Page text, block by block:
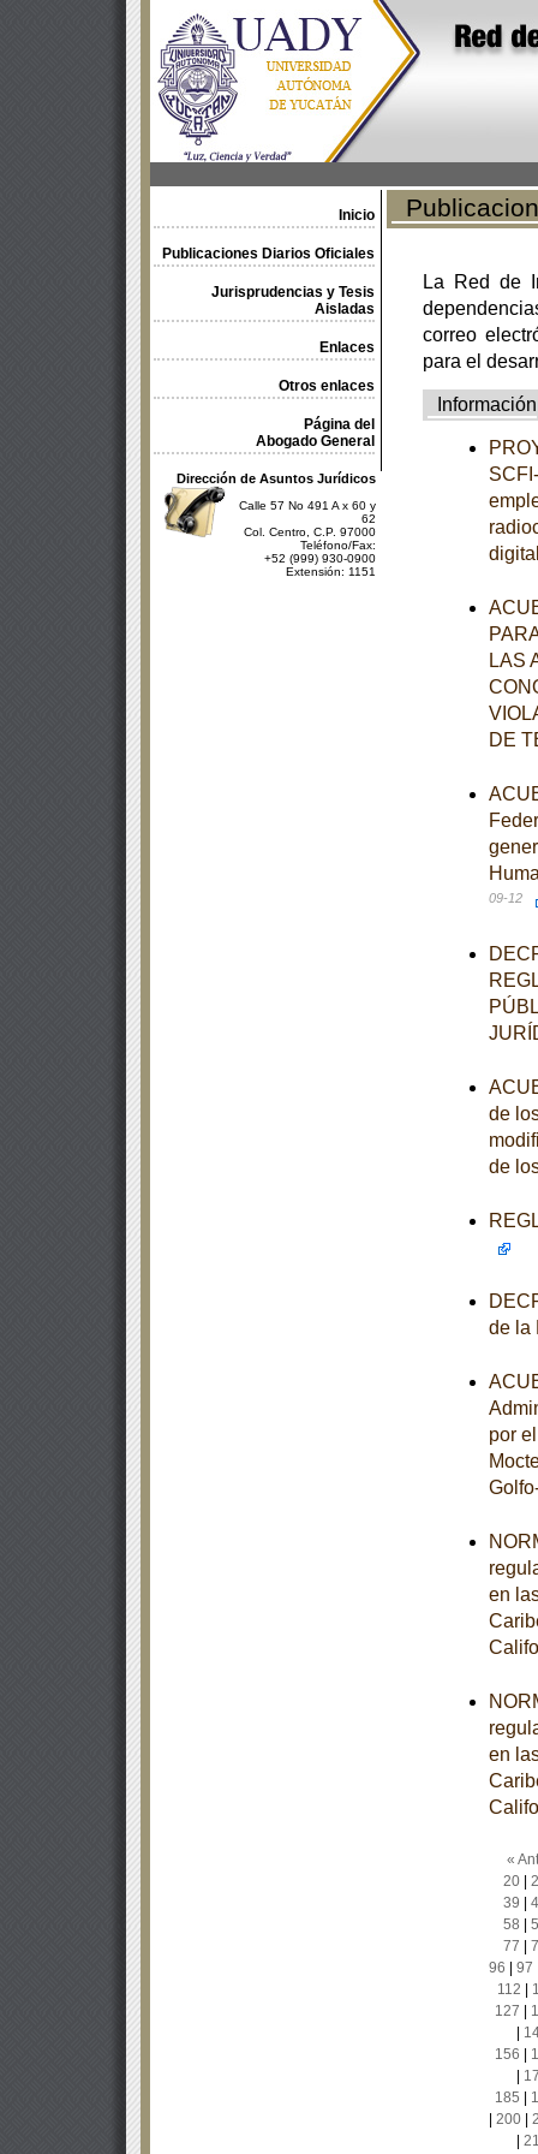
Inicio
Publicaciones Diarios Oficiales
Jurisprudencias y Tesis
Aisladas
Enlaces
Otros enlaces
Página del
Abogado General
Dirección de Asuntos Jurídicos
Calle 57 No 491 A x 60 y
62
Col. Centro, C.P. 97000
Teléfono/Fax:
+52 (999) 930-0900
Extensión: 1151
La Red de
correo
para el
Información
LAS
DE
09-12
de
de
de la
por
en
en
«
20|
39
58
77
96
97
112
127
156
185
200|